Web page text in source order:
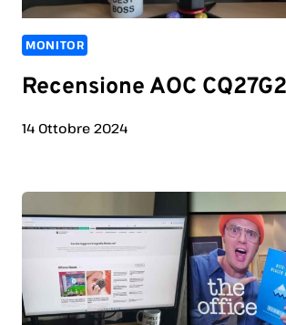
MONITOR
Recensione AOC
14 Ottobre 2024